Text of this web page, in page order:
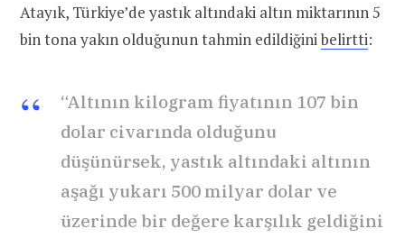
Atayık, Türkiye’de yastık altındaki altın miktarının 5
bin tona yakın olduğunun tahmin edildiğinibelirtti:
“Altının kilogram fiyatının 107 bin
dolar civarında olduğunu
düşünürsek, yastık altındaki altının
aşağı yukarı 500 milyar dolar ve
üzerinde bir değere karşılık geldiğini